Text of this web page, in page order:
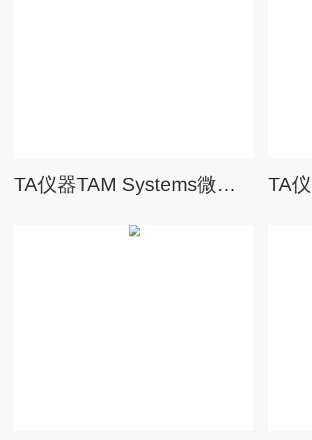
TA仪器TAM Systems微量热分析 相关配件及耗材